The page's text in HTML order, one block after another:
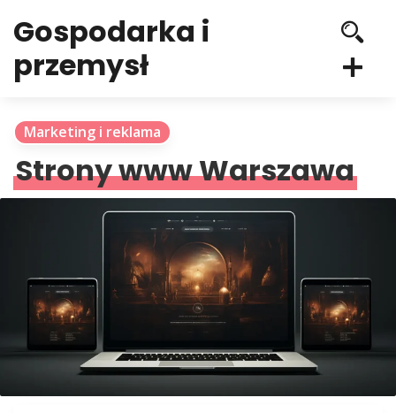
Gospodarka i
przemysł
Marketing i reklama
Strony www Warszawa